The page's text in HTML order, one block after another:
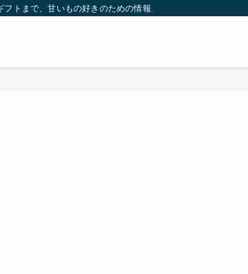
トまで、甘いもの好きのための情報メディア